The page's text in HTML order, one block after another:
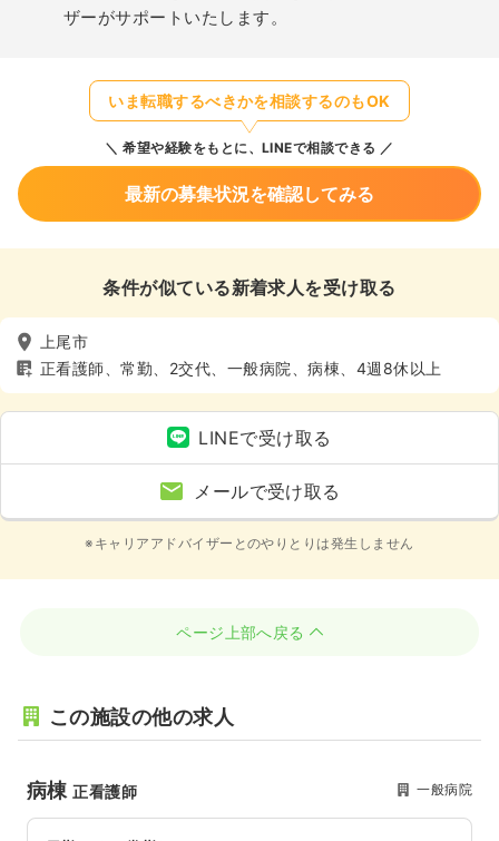
ザーがサポートいたします。
いま転職するべきかを相談するのもOK
希望や経験をもとに、LINEで相談できる
最新の募集状況を確認してみる
条件が似ている新着求人を受け取る
上尾市
正看護師、常勤、2交代、一般病院、病棟、4週8休以上
LINEで受け取る
メールで受け取る
※キャリアアドバイザーとのやりとりは発生しません
ページ上部へ戻る
この施設の他の求人
病棟正看護師 一般病院